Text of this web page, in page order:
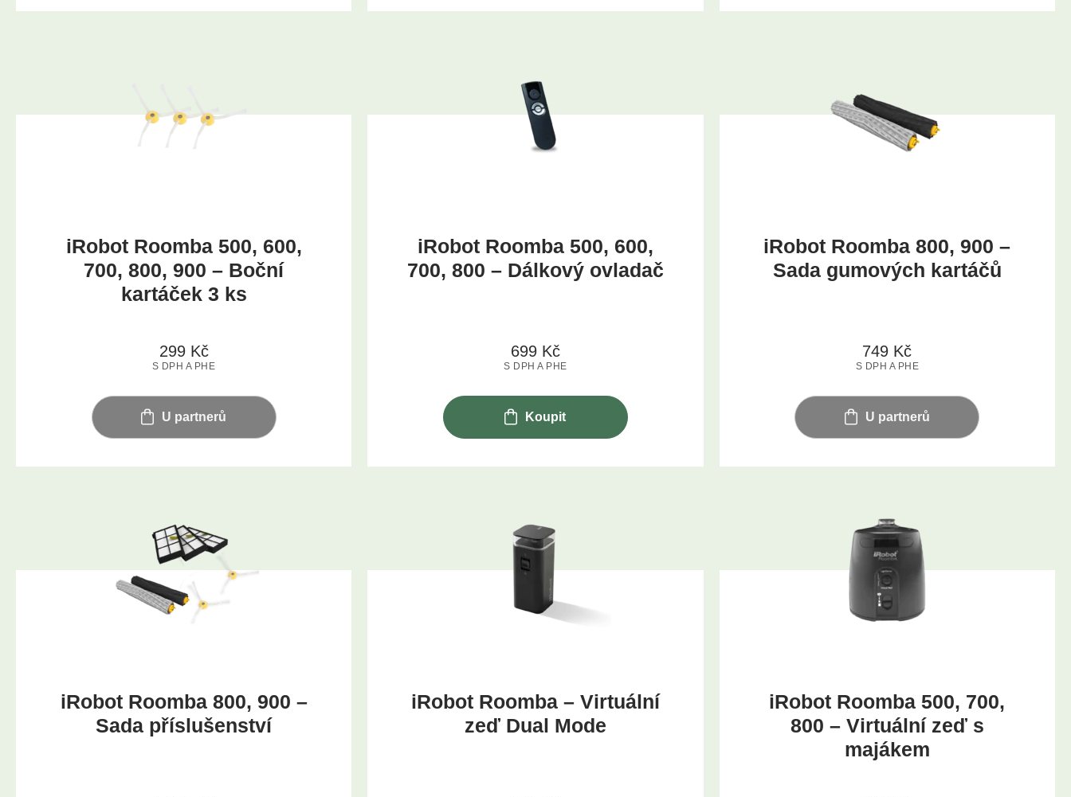
iRobot Roomba 500, 600,
700, 800, 900 – Boční
kartáček 3 ks
299 Kč
S DPH A PHE
U partnerů
iRobot Roomba 500, 600,
700, 800 – Dálkový ovladač
699 Kč
S DPH A PHE
Koupit
iRobot Roomba 800, 900 –
Sada gumových kartáčů
749 Kč
S DPH A PHE
U partnerů
iRobot Roomba 800, 900 –
Sada příslušenství
iRobot Roomba – Virtuální
zeď Dual Mode
iRobot Roomba 500, 700,
800 – Virtuální zeď s
majákem